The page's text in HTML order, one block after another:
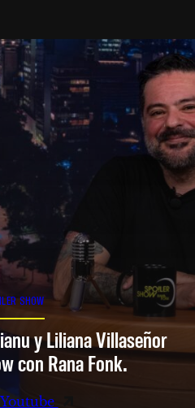
SHOW
y Liliana Villaseñor
con Rana Fonk.